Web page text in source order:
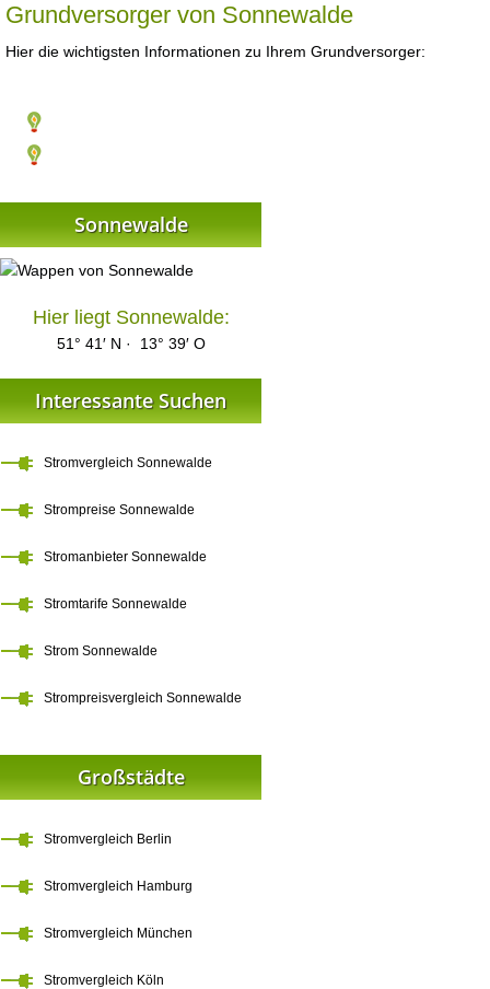
Grundversorger von Sonnewalde
Hier die wichtigsten Informationen zu Ihrem Grundversorger:
Sonnewalde
Hier liegt Sonnewalde:
51° 41′ N · 13° 39′ O
Interessante Suchen
Stromvergleich Sonnewalde
Strompreise Sonnewalde
Stromanbieter Sonnewalde
Stromtarife Sonnewalde
Strom Sonnewalde
Strompreisvergleich Sonnewalde
Großstädte
Stromvergleich Berlin
Stromvergleich Hamburg
Stromvergleich München
Stromvergleich Köln